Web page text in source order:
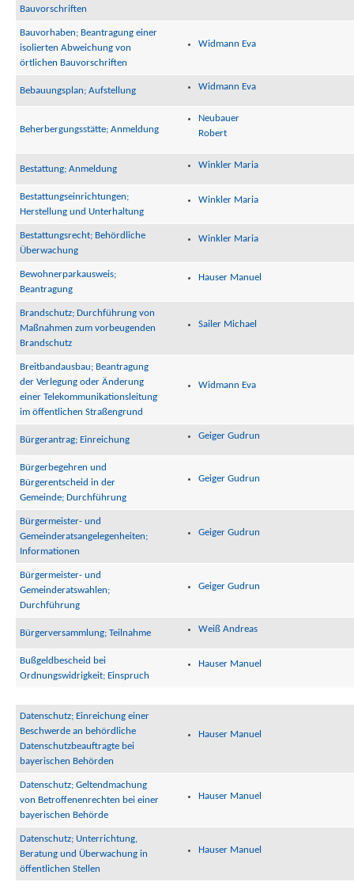
Bauvorschriften
Bauvorhaben; Beantragung einer
isolierten Abweichung von
örtlichen Bauvorschriften
Widmann Eva
Bebauungsplan; Aufstellung Widmann Eva
Beherbergungsstätte; Anmeldung
Neubauer
Robert
Bestattung; Anmeldung Winkler Maria
Bestattungseinrichtungen;
Herstellung und Unterhaltung
Winkler Maria
Bestattungsrecht; Behördliche
Überwachung
Winkler Maria
Bewohnerparkausweis;
Beantragung
Hauser Manuel
Brandschutz; Durchführung von
Maßnahmen zum vorbeugenden
Brandschutz
Sailer Michael
Breitbandausbau; Beantragung
der Verlegung oder Änderung
einer Telekommunikationsleitung
im öffentlichen Straßengrund
Widmann Eva
Bürgerantrag; Einreichung Geiger Gudrun
Bürgerbegehren und
Bürgerentscheid in der
Gemeinde; Durchführung
Geiger Gudrun
Bürgermeister- und
Gemeinderatsangelegenheiten;
Informationen
Geiger Gudrun
Bürgermeister- und
Gemeinderatswahlen;
Durchführung
Geiger Gudrun
Bürgerversammlung; Teilnahme Weiß Andreas
Bußgeldbescheid bei
Ordnungswidrigkeit; Einspruch
Hauser Manuel
Datenschutz; Einreichung einer
Beschwerde an behördliche
Datenschutzbeauftragte bei
bayerischen Behörden
Hauser Manuel
Datenschutz; Geltendmachung
von Betroffenenrechten bei einer
bayerischen Behörde
Hauser Manuel
Datenschutz; Unterrichtung,
Beratung und Überwachung in
öffentlichen Stellen
Hauser Manuel